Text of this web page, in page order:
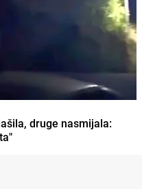
druge nasmijala: